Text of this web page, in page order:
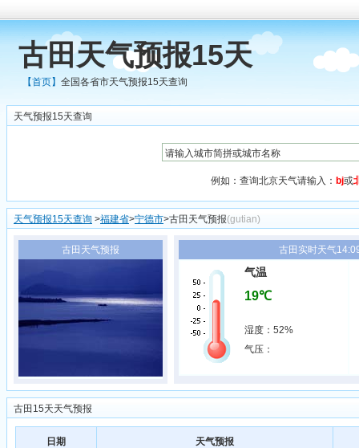
古田天气预报15天
【首页】全国各省市天气预报15天查询
天气预报15天查询
例如：查询北京天气请输入： bj或
天气预报15天查询 >福建省>宁德市>古田天气预报(gutian)
古田天气预报 古田实时天气
气温
19℃
湿度：52%
气压：
古田15天天气预报
日期 天气预报